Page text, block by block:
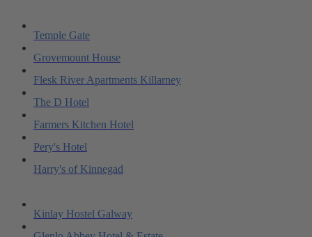
Temple Gate
Grovemount House
Flesk River Apartments Killarney
The D Hotel
Farmers Kitchen Hotel
Pery's Hotel
Harry's of Kinnegad
Kinlay Hostel Galway